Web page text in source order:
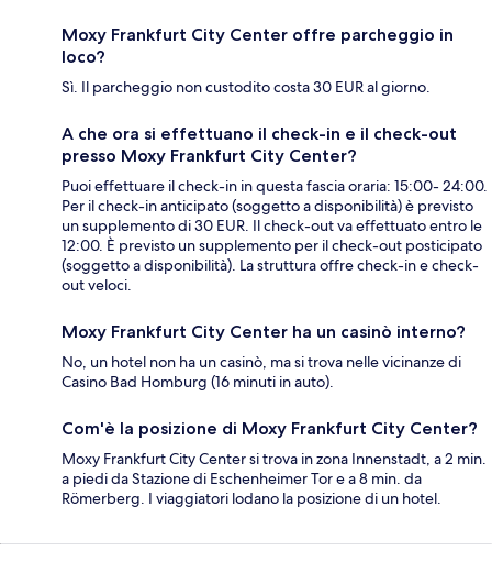
Moxy Frankfurt City Center offre parcheggio in
loco?
Sì. Il parcheggio non custodito costa 30 EUR al giorno.
A che ora si effettuano il check-in e il check-out
presso Moxy Frankfurt City Center?
Puoi effettuare il check-in in questa fascia oraria: 15:00- 24:00.
Per il check-in anticipato (soggetto a disponibilità) è previsto
un supplemento di 30 EUR. Il check-out va effettuato entro le
12:00. È previsto un supplemento per il check-out posticipato
(soggetto a disponibilità). La struttura offre check-in e check-
out veloci.
Moxy Frankfurt City Center ha un casinò interno?
No, un hotel non ha un casinò, ma si trova nelle vicinanze di
Casino Bad Homburg (16 minuti in auto).
Com'è la posizione di Moxy Frankfurt City Center?
Moxy Frankfurt City Center si trova in zona Innenstadt, a 2 min.
a piedi da Stazione di Eschenheimer Tor e a 8 min. da
Römerberg. I viaggiatori lodano la posizione di un hotel.